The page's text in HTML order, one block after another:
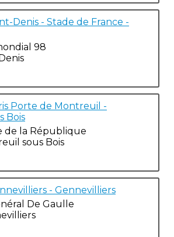
Denis - Stade de France -
98
Porte de Montreuil -
Bois
de la République
sous Bois
- Gennevilliers
De Gaulle